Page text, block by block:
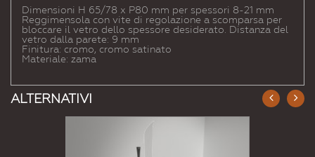
Dimensioni H 65/78 x P80 mm per spessori 8-21 mm
Reggimensola con vite di regolazione a scomparsa per
bloccare il vetro dello spessore desiderato. Distanza del
vetro dalla parete: 9 mm
Finitura: cromo, cromo satinato
Materiale: zama
ALTERNATIVI